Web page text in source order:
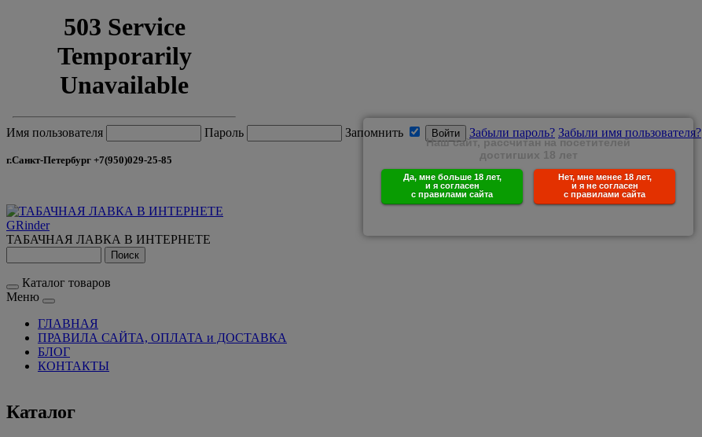
Наш сайт, рассчитан на посетителей
достигших 18 лет
Да, мне больше 18 лет,
и я согласен
с правилами сайта
Нет, мне менее 18 лет,
и я не согласен
с правилами сайта
Имя пользователя Пароль Запомнить Забыли пароль? Забыли имя пользователя?
г.Санкт-Петербург +7(950)029-25-85
GRinder
ТАБАЧНАЯ ЛАВКА В ИНТЕРНЕТЕ
Каталог товаров
Меню
ГЛАВНАЯ
ПРАВИЛА САЙТА, ОПЛАТА и ДОСТАВКА
БЛОГ
КОНТАКТЫ
Каталог